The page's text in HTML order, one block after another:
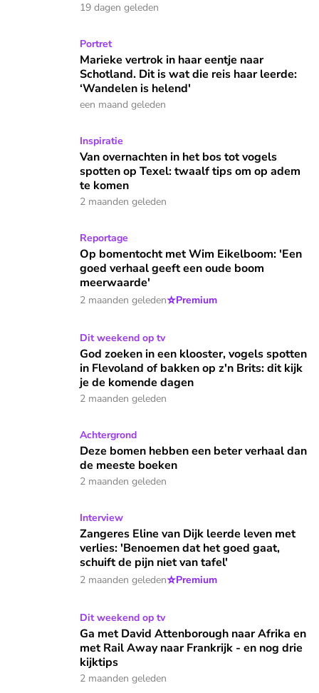
19 dagen geleden
Marieke vertrok in haar eentje naar Schotland. Dit is wat
Portret
Marieke vertrok in haar eentje naar
Schotland. Dit is wat die reis haar leerde:
‘Wandelen is helend'
een maand geleden
Van overnachten in het bos tot vogels spotten op Texel:
Inspiratie
Van overnachten in het bos tot vogels
spotten op Texel: twaalf tips om op adem
te komen
2 maanden geleden
Op bomentocht met Wim Eikelboom: 'Een goed verhaal
Reportage
Op bomentocht met Wim Eikelboom: 'Een
goed verhaal geeft een oude boom
meerwaarde'
2 maanden geleden⭐Premium
God zoeken in een klooster, vogels spotten in Flevoland
Dit weekend op tv
God zoeken in een klooster, vogels spotten
in Flevoland of bakken op z'n Brits: dit kijk
je de komende dagen
2 maanden geleden
Deze bomen hebben een beter verhaal dan de meeste
Achtergrond
Deze bomen hebben een beter verhaal dan
de meeste boeken
2 maanden geleden
Zangeres Eline van Dijk leerde leven met verlies:
Interview
Zangeres Eline van Dijk leerde leven met
verlies: 'Benoemen dat het goed gaat,
schuift de pijn niet van tafel'
2 maanden geleden⭐Premium
Ga met David Attenborough naar Afrika en met Rail Away
Dit weekend op tv
Ga met David Attenborough naar Afrika en
met Rail Away naar Frankrijk - en nog drie
kijktips
2 maanden geleden